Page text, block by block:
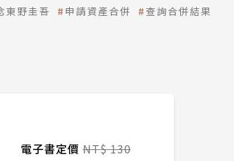
東野圭吾 申請資產合併 查詢合併結果
電子書定價NT$ 130